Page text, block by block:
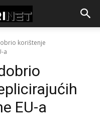
korištenje
a
EU-a